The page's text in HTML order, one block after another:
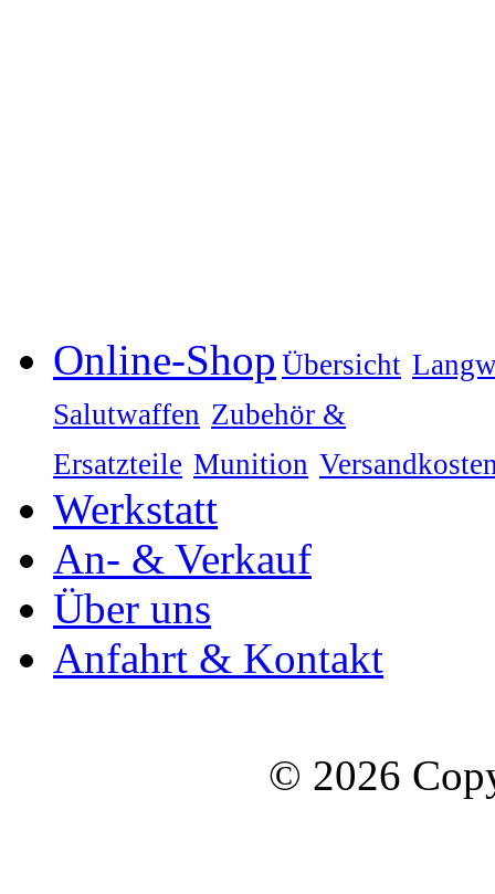
Online-Shop Übersicht
Salutwaffen Zubehör &
Ersatzteile Munition
Werkstatt
An- & Verkauf
Über uns
Anfahrt & Kontakt
© 2026